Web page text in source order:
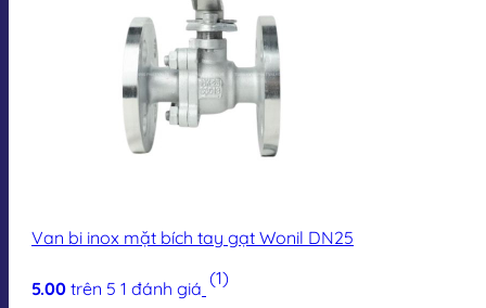
Van bi inox mặt bích tay gạt Wonil DN25
5.00 trên 5 1 đánh giá (1)